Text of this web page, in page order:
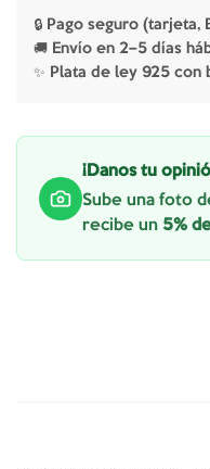
🔒 Pago seguro
🚚 Envío en 2–5 días
✨ Plata de ley 925 con
¡Danos tu
Sube una foto
recibe un 5%